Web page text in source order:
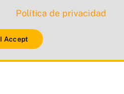
Política de privacidad
I Accept